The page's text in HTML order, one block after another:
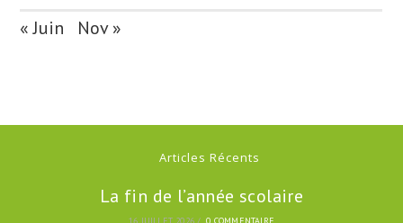
« Juin Nov »
Articles Récents
La fin de l’année scolaire